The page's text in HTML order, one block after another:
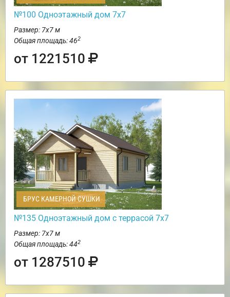
№100 Одноэтажный дом 7х7
Размер: 7х7 м
Общая площадь: 462
от 1221510
БРУС КАМЕРНОЙ СУШКИ
№135 Одноэтажный дом с террасой 7х7
Размер: 7х7 м
Общая площадь: 442
от 1287510